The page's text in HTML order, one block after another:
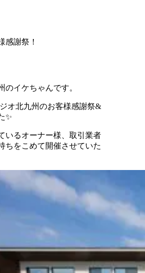
感謝祭！
のイケちゃんです。
オ北九州のお客様感謝祭&
✨
いるオーナー様、取引業者
ちをこめて開催させていた